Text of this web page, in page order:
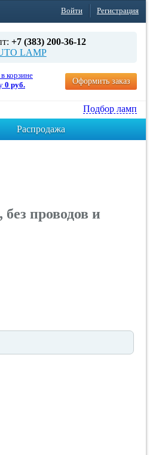
Войти Регистрация
+7 (383) 200-36-12
LAMP
корзине
0 руб. Оформить заказ
Подбор ламп
Распродажа
проводов и